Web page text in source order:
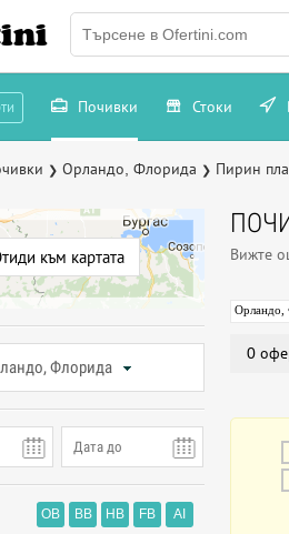
Почивки Стоки
❯ Орландо, Флорида ❯ Пирин
към картата
Флорида
OB BB HB FB AI
Вижте
Орландо,
0